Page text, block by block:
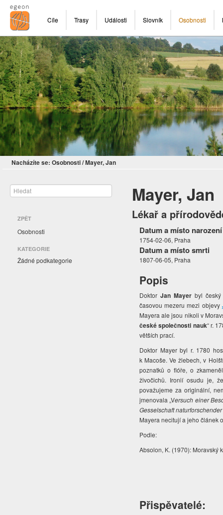
Cíle Trasy Události Slovník Osobnosti
Nacházíte se: Osobnosti/Mayer, Jan
ZPĚT
Osobnosti
KATEGORIE
Žádné podkategorie
Mayer, Jan
Lékař a
Datum a místo narození
1754-02-06, Praha
Datum a místo smrti
1807-06-05, Praha
Popis
DoktorJan Mayerbyl
časovou mezeru mezi objevy
Mayera ale jsou nikoli v
české společnosti nauk“ r.
větších prací.
Doktor Mayer byl r. 1780
k Macoše. Ve žlebech, v
poznatků o flóře, o
živočichů. Ironií osudu je,
považujeme za originální,
jmenovala „Versuch einer
Gesselschaft
Mayera necitují a jeho článek
Podle:
Absolon, K. (1970): Moravský
Přispěvatelé: